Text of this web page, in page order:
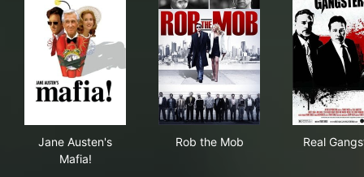
Jane Austen's
Mafia!
Rob the Mob Real